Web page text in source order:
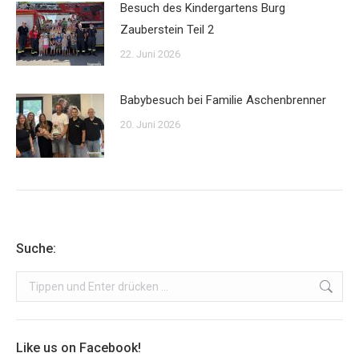
Besuch des Kindergartens Burg
Zauberstein Teil 2
22. Juni 2026
Babybesuch bei Familie Aschenbrenner
20. Juni 2026
Suche:
Search:
Like us on Facebook!